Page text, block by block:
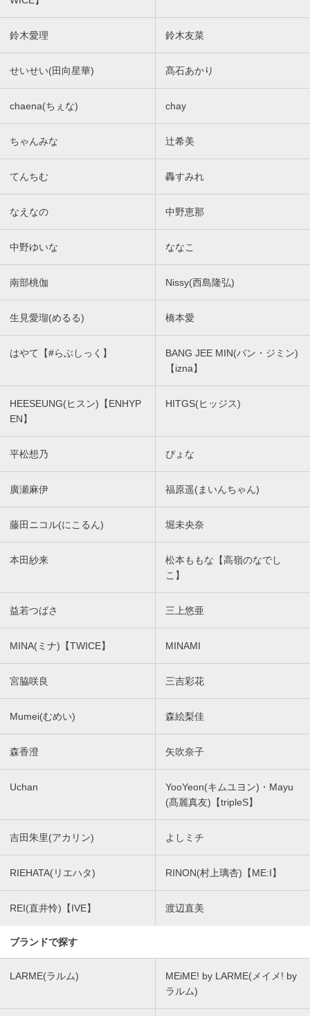
鈴木愛理 鈴木友菜
せいせい(田向星華) 髙石あかり
chaena(ちぇな) chay
ちゃんみな 辻希美
てんちむ 轟すみれ
なえなの 中野恵那
中野ゆいな ななこ
南部桃伽 Nissy(西島隆弘)
生見愛瑠(めるる) 橋本愛
はやて【#らぶしっく】
BANG JEE MIN(バン・ジミン)
【izna】
HEESEUNG(ヒスン)【ENHYP
EN】
HITGS(ヒッジス)
平松想乃 ぴょな
廣瀬麻伊 福原遥(まいんちゃん)
藤田ニコル(にこるん) 堀未央奈
本田紗来
松本ももな【高嶺のなでし
こ】
益若つばさ 三上悠亜
MINA(ミナ)【TWICE】 MINAMI
宮脇咲良 三吉彩花
Mumei(むめい) 森絵梨佳
森香澄 矢吹奈子
Uchan
YooYeon(キムユヨン)・Mayu
(髙麗真友)【tripleS】
吉田朱里(アカリン) よしミチ
RIEHATA(リエハタ) RINON(村上璃杏)【ME:I】
REI(直井怜)【IVE】 渡辺直美
ブランドで探す
LARME(ラルム)
MEiME! by LARME(メイメ! by
ラルム)